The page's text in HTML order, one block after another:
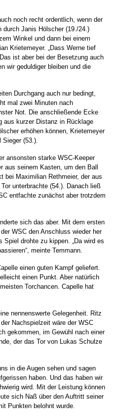
noch recht ordentlich, wenn der
durch Janis Hölscher (19./24.)
Winkel und dann bei einem
Krietemeyer. „Dass Werne tief
ist aber bei der Besetzung auch
wir geduldiger bleiben und die
Durchgang auch nur bedingt,
mal zwei Minuten nach
Not. Die anschließende Ecke
aus kurzer Distanz in Rücklage
erhöhen können, Krietemeyer
(53.).
ansonsten starke WSC-Keeper
aus seinem Kasten, um den Ball
bei Maximilian Rethmeier, der aus
unterbrachte (54.). Danach ließ
entfachte zunächst aber trotzdem
sich das aber. Mit dem ersten
WSC den Anschluss wieder her
drohte zu kippen. „Da wird es
meinte Temmann.
einen guten Kampf geliefert.
einen Punkt. Aber natürlich
Torchancen. Capelle hat
nennenswerte Gelegenheit. Ritz
Nachspielzeit wäre der WSC
gekommen, im Gewühl nach einer
der das Tor von Lukas Schulze
in die Augen sehen und sagen
haben. Und das haben wir
wird. Mit der Leistung können
sich Naß über den Auftritt seiner
Punkten belohnt wurde.